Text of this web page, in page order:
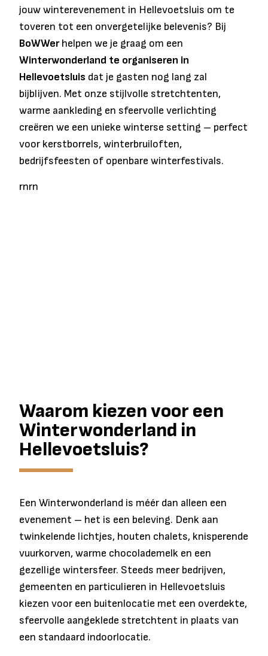
jouw winterevenement in Hellevoetsluis om te
toveren tot een onvergetelijke belevenis? Bij
BoWWerhelpen we je graag om een
Winterwonderland te organiseren in
Hellevoetsluis dat je gasten nog lang zal
bijblijven. Met onze stijlvolle stretchtenten,
warme aankleding en sfeervolle verlichting
creëren we een unieke winterse setting – perfect
voor kerstborrels, winterbruiloften,
bedrijfsfeesten of openbare winterfestivals.
rnrn
Waarom kiezen voor een
Winterwonderland in
Hellevoetsluis?
Een Winterwonderland is méér dan alleen een
evenement – het is een beleving. Denk aan
twinkelende lichtjes, houten chalets, knisperende
vuurkorven, warme chocolademelk en een
gezellige wintersfeer. Steeds meer bedrijven,
gemeenten en particulieren in Hellevoetsluis
kiezen voor een buitenlocatie met een overdekte,
sfeervolle aangeklede stretchtent in plaats van
een standaard indoorlocatie.